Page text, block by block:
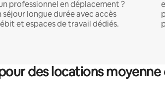
professionnel en déplacement ?
séjour longue durée avec accès
et espaces de travail dédiés.
des locations